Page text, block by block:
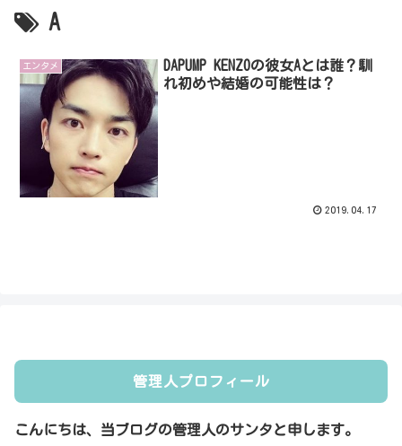
A
エンタメ
DAPUMP KENZOの彼女Aとは誰？馴
れ初めや結婚の可能性は？
2019.04.17
管理人プロフィール
こんにちは、当ブログの管理人のサンタと申します。